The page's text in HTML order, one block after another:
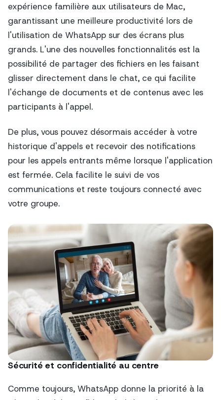
expérience familière aux utilisateurs de Mac,
garantissant une meilleure productivité lors de
l'utilisation de WhatsApp sur des écrans plus
grands. L'une des nouvelles fonctionnalités est la
possibilité de partager des fichiers en les faisant
glisser directement dans le chat, ce qui facilite
l'échange de documents et de contenus avec les
participants à l'appel.
De plus, vous pouvez désormais accéder à votre
historique d'appels et recevoir des notifications
pour les appels entrants même lorsque l'application
est fermée. Cela facilite le suivi de vos
communications et reste toujours connecté avec
votre groupe.
Sécurité et confidentialité au centre
Comme toujours, WhatsApp donne la priorité à la